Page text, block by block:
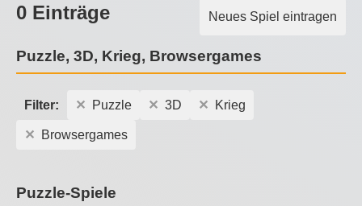
Neues Spiel eintragen
0 Einträge
Puzzle, 3D, Krieg, Browsergames
Filter: Puzzle 3D Krieg
Browsergames
Puzzle-Spiele